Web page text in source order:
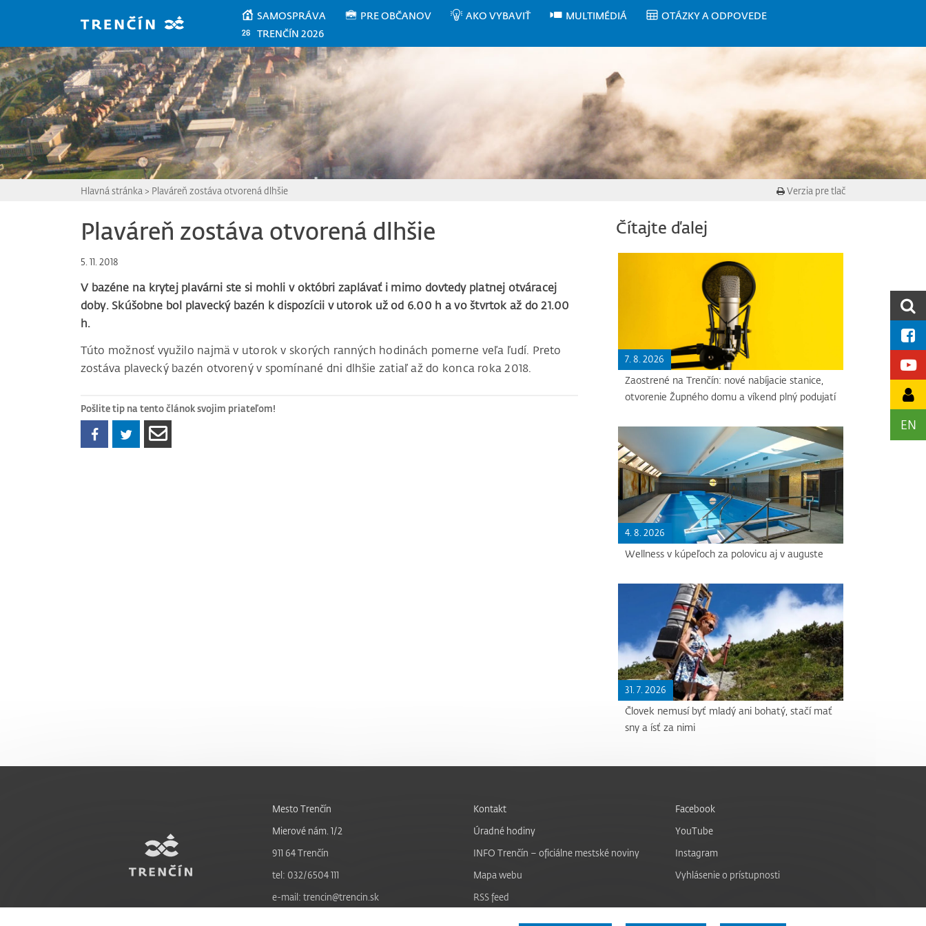
SAMOSPRÁVA PRE OBČANOV AKO VYBAVIŤ MULTIMÉDIÁ
OTÁZKY A ODPOVEDE
TRENČÍN 2026
EN
Hlavná stránka > Plaváreň zostáva otvorená dlhšie Verzia pre tlač
Plaváreň zostáva otvorená dlhšie
5. 11. 2018
V bazéne na krytej plavárni ste si mohli v októbri zaplávať i mimo dovtedy platnej otváracej
doby. Skúšobne bol plavecký bazén k dispozícii v utorok už od 6.00 h a vo štvrtok až do 21.00
h.
Túto možnosť využilo najmä v utorok v skorých ranných hodinách pomerne veľa ľudí. Preto
zostáva plavecký bazén otvorený v spomínané dni dlhšie zatiaľ až do konca roka 2018.
Pošlite tip na tento článok svojim priateľom!
Čítajte ďalej
7. 8. 2026
Zaostrené na Trenčín: nové nabíjacie stanice,
otvorenie Župného domu a víkend plný podujatí
4. 8. 2026
Wellness v kúpeľoch za polovicu aj v auguste
31. 7. 2026
Človek nemusí byť mladý ani bohatý, stačí mať
sny a ísť za nimi
Mesto Trenčín
Mierové nám. 1/2
911 64 Trenčín
tel: 032/6504 111
e-mail: trencin@trencin.sk
Kontakt
Úradné hodiny
INFO Trenčín – oficiálne mestské noviny
Mapa webu
RSS feed
Facebook
YouTube
Instagram
Vyhlásenie o prístupnosti